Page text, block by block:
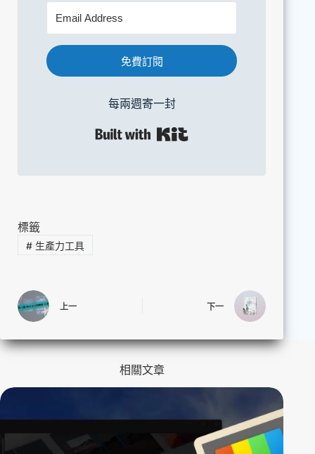
免費訂閱
每兩週寄一封
標籤
#生產力工具
上一 下一
相關文章